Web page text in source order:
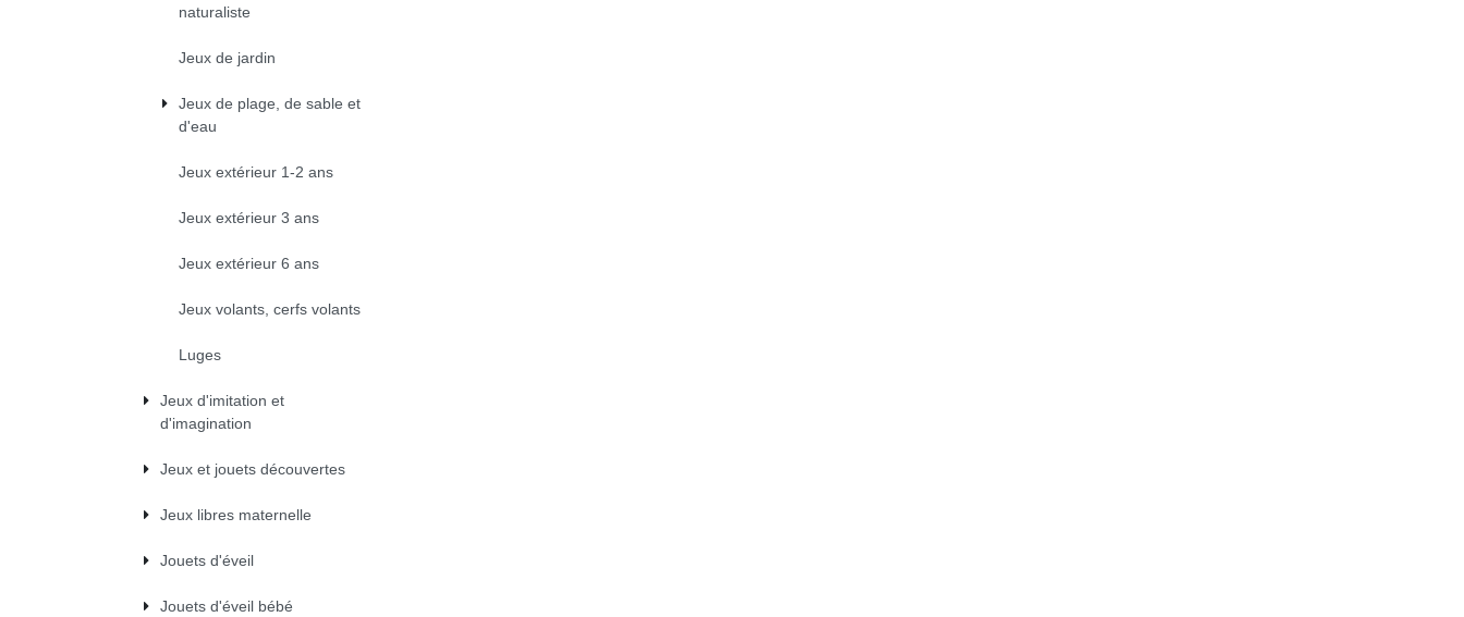
naturaliste
Jeux de jardin
Jeux de plage, de sable et
d'eau
Jeux extérieur 1-2 ans
Jeux extérieur 3 ans
Jeux extérieur 6 ans
Jeux volants, cerfs volants
Luges
Jeux d'imitation et
d'imagination
Jeux et jouets découvertes
Jeux libres maternelle
Jouets d'éveil
Jouets d'éveil bébé